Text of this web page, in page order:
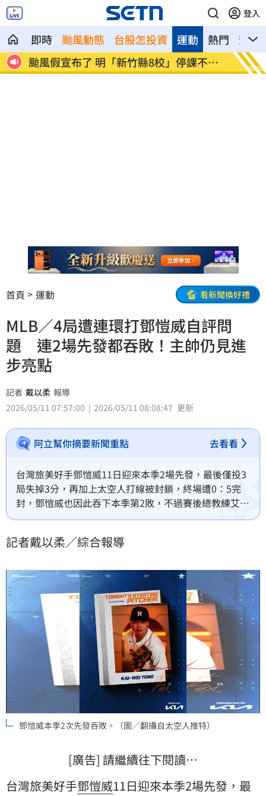
登入
即時 颱風動態 台股怎投資 熱門 影音
運動
怨
颱風假宣布了 明「新竹縣8校」停課不停
班
太陽
首頁 運動 看新聞換好禮
MLB／4局遭連環打鄧愷威自評問
題 連2場先發都吞敗！主帥仍見進
步亮點
記者 戴以柔 報導
2026/05/11 07:57:00
2026/05/11 08:08:47 更新
阿立幫你摘要新聞重點 去看看
台灣旅美好手鄧愷威11日迎來本季2場先發，最後僅投3
局失掉3分，再加上太空人打線被封鎖，終場遭0：5完
封，鄧愷威也因此吞下本季第2敗，不過賽後總教練艾斯
帕達（Joe Espada）仍認為他的球速有提升，明顯比前
記者戴以柔／綜合報導
鄧愷威本季2次先發吞敗。（圖／翻攝自太空人推特）
[廣告] 請繼續往下閱讀…
台灣旅美好手鄧愷威11日迎來本季2場先發，最